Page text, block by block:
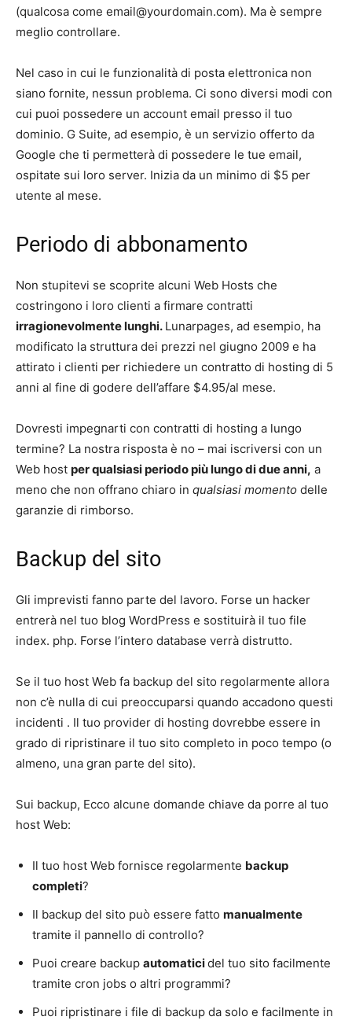
(qualcosa come email@yourdomain.com). Ma è sempre
meglio controllare.
Nel caso in cui le funzionalità di posta elettronica non
siano fornite, nessun problema. Ci sono diversi modi con
cui puoi possedere un account email presso il tuo
dominio. G Suite, ad esempio, è un servizio offerto da
Google che ti permetterà di possedere le tue email,
ospitate sui loro server. Inizia da un minimo di $5 per
utente al mese.
Periodo di abbonamento
Non stupitevi se scoprite alcuni Web Hosts che
costringono i loro clienti a firmare contratti
irragionevolmente lunghi. Lunarpages, ad esempio, ha
modificato la struttura dei prezzi nel giugno 2009 e ha
attirato i clienti per richiedere un contratto di hosting di 5
anni al fine di godere dell’affare $4.95/al mese.
Dovresti impegnarti con contratti di hosting a lungo
termine? La nostra risposta è no – mai iscriversi con un
Web host per qualsiasi periodo più lungo di due anni, a
meno che non offrano chiaro in qualsiasi momento delle
garanzie di rimborso.
Backup del sito
Gli imprevisti fanno parte del lavoro. Forse un hacker
entrerà nel tuo blog WordPress e sostituirà il tuo file
index. php. Forse l’intero database verrà distrutto.
Se il tuo host Web fa backup del sito regolarmente allora
non c’è nulla di cui preoccuparsi quando accadono questi
incidenti . Il tuo provider di hosting dovrebbe essere in
grado di ripristinare il tuo sito completo in poco tempo (o
almeno, una gran parte del sito).
Sui backup, Ecco alcune domande chiave da porre al tuo
host Web:
Il tuo host Web fornisce regolarmente backup
completi?
Il backup del sito può essere fatto manualmente
tramite il pannello di controllo?
Puoi creare backup automaticidel tuo sito facilmente
tramite cron jobs o altri programmi?
Puoi ripristinare i file di backup da solo e facilmente in